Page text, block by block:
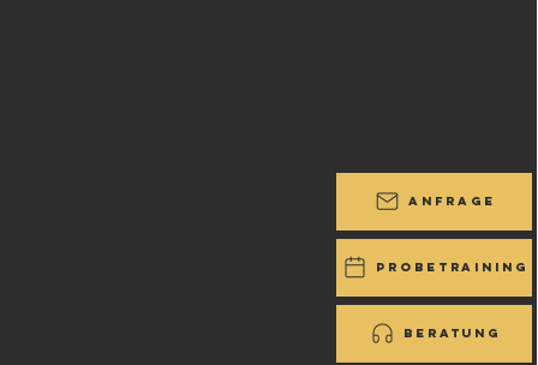
Anfrage
Probetraining
Beratung